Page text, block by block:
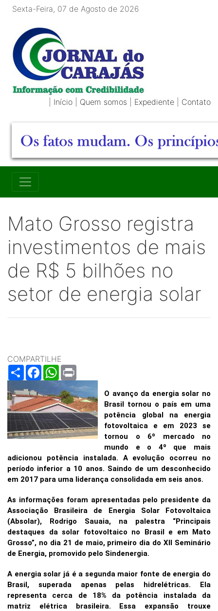
Sexta-Feira, 07 de Agosto de 2026
Início Quem somos Expediente Contato
Mato Grosso registra
investimentos de mais
de R$ 5 bilhões no
setor de energia solar
COMPARTILHE
ShareFacebookWhatsApp
O avanço da energia solar no
Brasil tornou o país em uma
potência global na energia
fotovoltaica e em 2023 se
tornou o 6º mercado no
mundo e o 4º que mais
adicionou potência instalada. A evolução ocorreu no
período inferior a 10 anos. Saindo de um desconhecido
em 2017 para uma liderança consolidada em seis anos.
As informações foram apresentadas pelo presidente da
Associação Brasileira de Energia Solar Fotovoltaica
(Absolar), Rodrigo Sauaia, na palestra “Principais
destaques da solar fotovoltaico no Brasil e em Mato
Grosso”, no dia 21 de maio, primeiro dia do XII Seminário
de Energia, promovido pelo Sindenergia.
A energia solar já é a segunda maior fonte de energia do
Brasil, superada apenas pelas hidrelétricas. Ela
representa cerca de 18% da potência instalada da
matriz elétrica brasileira. Essa expansão trouxe